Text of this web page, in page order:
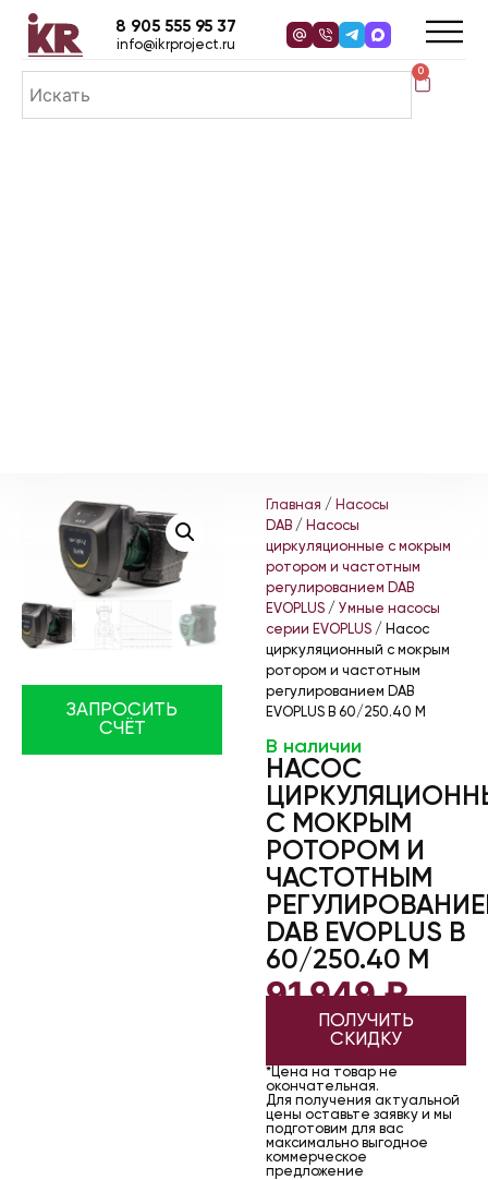
0
8 905 555 95 37
info@ikrproject.ru
ЗАПРОСИТЬ
СЧЁТ
Главная / Насосы
DAB / Насосы
циркуляционные с мокрым
ротором и частотным
регулированием DAB
EVOPLUS / Умные насосы
серии EVOPLUS / Насос
циркуляционный с мокрым
ротором и частотным
регулированием DAB
EVOPLUS B 60/250.40 M
В наличии
НАСОС
С МОКРЫМ
РОТОРОМ И
ЧАСТОТНЫМ
DAB EVOPLUS B
60/250.40 M
91 949₽
ПОЛУЧИТЬ
СКИДКУ
*Цена на товар не
окончательная.
Для получения актуальной
цены оставьте заявку и мы
подготовим для вас
максимально выгодное
коммерческое
предложение